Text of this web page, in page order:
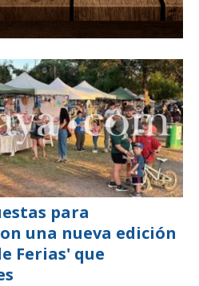
para
una nueva edición
Ferias' que